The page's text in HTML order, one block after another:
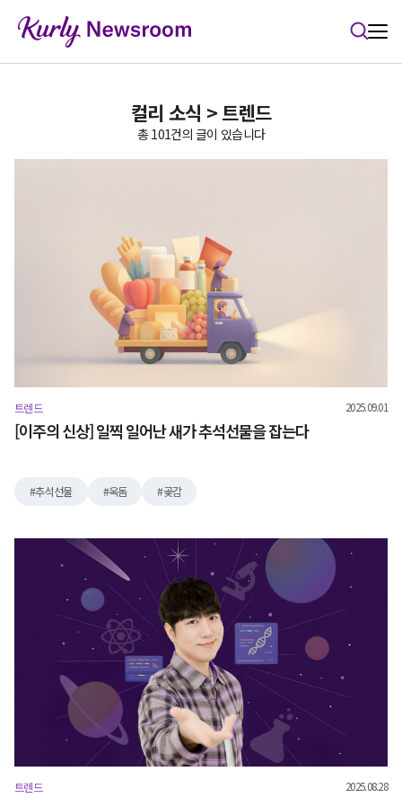
컬리 소식 > 트렌드
총 101건의 글이 있습니다
트렌드 2025.09.01
[이주의 신상] 일찍 일어난 새가 추석선물을 잡는다
추석선물 옥돔 곶감
트렌드 2025.08.28